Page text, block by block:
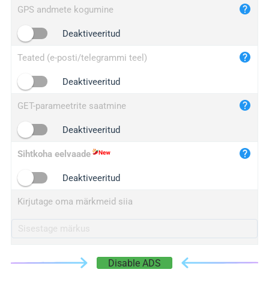
GPS andmete kogumine
Deaktiveeritud
Teated (e-posti/telegrammi teel)
Deaktiveeritud
GET-parameetrite saatmine
Deaktiveeritud
Sihtkoha eelvaade
Deaktiveeritud
Kirjutage oma märkmeid siia
Disable ADS